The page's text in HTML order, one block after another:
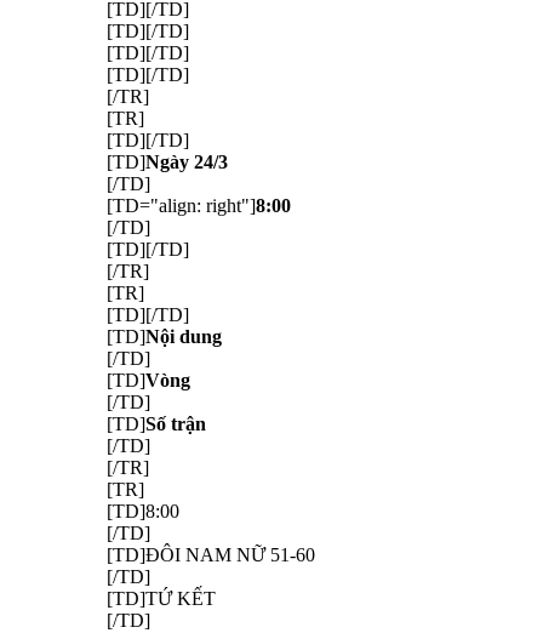
[TD][/TD]
[TD][/TD]
[TD][/TD]
[TD][/TD]
[/TR]
[TR]
[TD][/TD]
[TD]Ngày 24/3
[/TD]
[TD="align: right"]8:00
[/TD]
[TD][/TD]
[/TR]
[TR]
[TD][/TD]
[TD]Nội dung
[/TD]
[TD]Vòng
[/TD]
[TD]Số trận
[/TD]
[/TR]
[TR]
[TD]8:00
[/TD]
[TD]ĐÔI NAM NỮ 51-60
[/TD]
[TD]TỨ KẾT
[/TD]